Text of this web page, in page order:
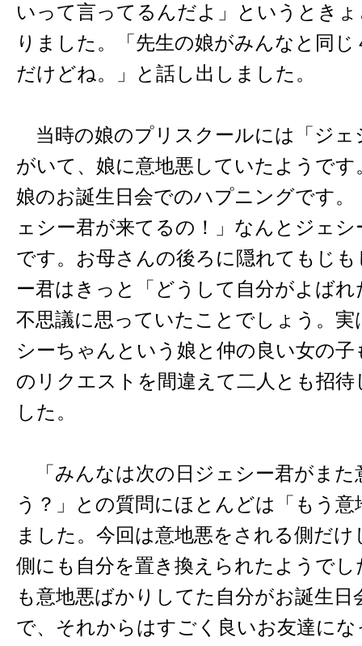
いって言ってるんだよ」というとき
りました。「先生の娘がみんなと同
だけどね。」と話し出しました。
当時の娘のプリスクールには「ジェ
がいて、娘に意地悪していたようで
娘のお誕生日会でのハプニングです
ェシー君が来てるの！」なんとジェ
です。お母さんの後ろに隠れてもじ
ー君はきっと「どうして自分がよば
不思議に思っていたことでしょう。
シーちゃんという娘と仲の良い女の
のリクエストを間違えて二人とも招
した。
「みんなは次の日ジェシー君がまた
う？」との質問にほとんどは「もう
ました。今回は意地悪をされる側だ
側にも自分を置き換えられたようで
も意地悪ばかりしてた自分がお誕生
で、それからはすごく良いお友達に